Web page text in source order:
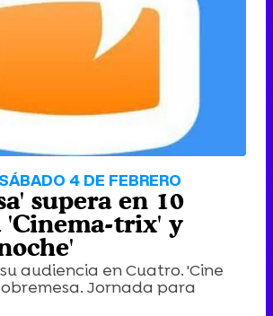
4 DE FEBRERO
supera en 10
'Cinema-trix' y
audiencia en Cuatro. 'Cine
Jornada para